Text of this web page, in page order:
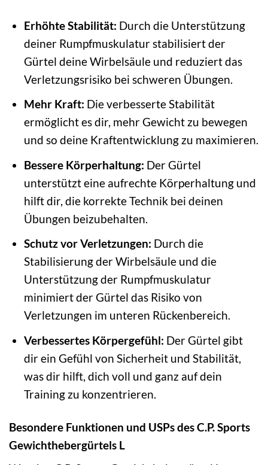
Erhöhte Stabilität: Durch die Unterstützung
deiner Rumpfmuskulatur stabilisiert der
Gürtel deine Wirbelsäule und reduziert das
Verletzungsrisiko bei schweren Übungen.
Mehr Kraft: Die verbesserte Stabilität
ermöglicht es dir, mehr Gewicht zu bewegen
und so deine Kraftentwicklung zu maximieren.
Bessere Körperhaltung: Der Gürtel
unterstützt eine aufrechte Körperhaltung und
hilft dir, die korrekte Technik bei deinen
Übungen beizubehalten.
Schutz vor Verletzungen: Durch die
Stabilisierung der Wirbelsäule und die
Unterstützung der Rumpfmuskulatur
minimiert der Gürtel das Risiko von
Verletzungen im unteren Rückenbereich.
Verbessertes Körpergefühl: Der Gürtel gibt
dir ein Gefühl von Sicherheit und Stabilität,
was dir hilft, dich voll und ganz auf dein
Training zu konzentrieren.
Besondere Funktionen und USPs des C.P. Sports
Gewichthebergürtels L